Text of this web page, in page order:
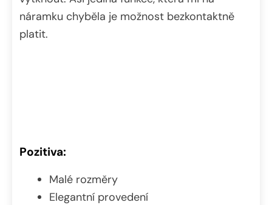
náramku chyběla je možnost bezkontaktně
platit.
Pozitiva:
Malé rozměry
Elegantní provedení